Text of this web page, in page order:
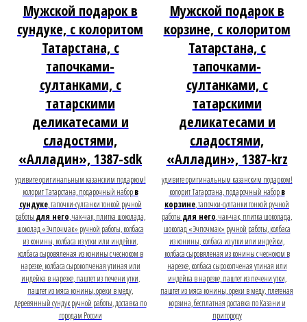
Мужской подарок в
сундуке, с колоритом
Татарстана, с
тапочками-
султанками, с
татарскими
деликатесами и
сладостями,
«Алладин», 1387-sdk
удивите оригинальным казанским подарком!
колорит Татарстана, подарочный наборв
сундуке, тапочки-султанки тонкой ручной
работы для него, чак-чак, плитка шоколада,
шоколад «Эчпочмак» ручной работы, колбаса
из конины, колбаса из утки или индейки,
колбаса сыровяленая из конины с чесноком в
нарезке, колбаса сырокопченая утиная или
индейка в нарезке, паштет из печени утки,
паштет из мяса конины, орехи в меду,
деревянный сундук ручной работы, доставка по
городам России
Мужской подарок в
корзине, с колоритом
Татарстана, с
тапочками-
султанками, с
татарскими
деликатесами и
сладостями,
«Алладин», 1387-krz
удивите оригинальным казанским подарком!
колорит Татарстана, подарочный наборв
корзине, тапочки-султанки тонкой ручной
работы для него, чак-чак, плитка шоколада,
шоколад «Эчпочмак» ручной работы, колбаса
из конины, колбаса из утки или индейки,
колбаса сыровяленая из конины с чесноком в
нарезке, колбаса сырокопченая утиная или
индейка в нарезке, паштет из печени утки,
паштет из мяса конины, орехи в меду, плетеная
корзина, бесплатная доставка по Казани и
пригороду